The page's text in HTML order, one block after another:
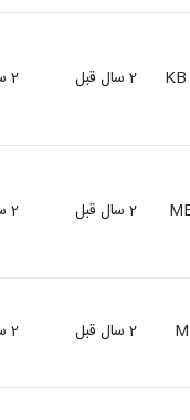
2 سال قبل 2 سال قبل
2 سال قبل 2 سال قبل
2 سال قبل 2 سال قبل